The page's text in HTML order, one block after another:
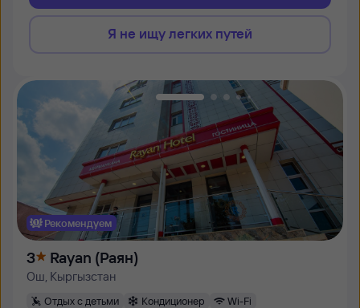
Я не ищу легких путей
Рекомендуем
3 Rayan (Раян)
Ош, Кыргызстан
Отдых с детьми Кондиционер Wi-Fi